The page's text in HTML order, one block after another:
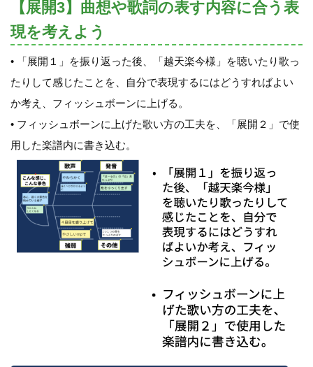
【展開3】曲想や歌詞の表す内容に合う表
現を考えよう
• 「展開１」を振り返った後、「越天楽今様」を聴いたり歌っ
たりして感じたことを、自分で表現するにはどうすればよい
か考え、フィッシュボーンに上げる。
• フィッシュボーンに上げた歌い方の工夫を、「展開２」で使
用した楽譜内に書き込む。